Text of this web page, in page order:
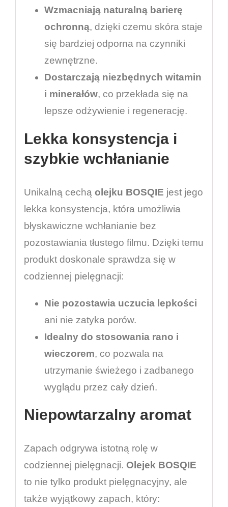
Wzmacniają naturalną barierę
ochronną, dzięki czemu skóra staje
się bardziej odporna na czynniki
zewnętrzne.
Dostarczają niezbędnych witamin
i minerałów, co przekłada się na
lepsze odżywienie i regenerację.
Lekka konsystencja i
szybkie wchłanianie
Unikalną cechą olejku BOSQIE jest jego
lekka konsystencja, która umożliwia
błyskawiczne wchłanianie bez
pozostawiania tłustego filmu. Dzięki temu
produkt doskonale sprawdza się w
codziennej pielęgnacji:
Nie pozostawia uczucia lepkości
ani nie zatyka porów.
Idealny do stosowania rano i
wieczorem, co pozwala na
utrzymanie świeżego i zadbanego
wyglądu przez cały dzień.
Niepowtarzalny aromat
Zapach odgrywa istotną rolę w
codziennej pielęgnacji. Olejek BOSQIE
to nie tylko produkt pielęgnacyjny, ale
także wyjątkowy zapach, który: